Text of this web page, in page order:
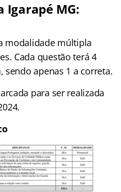
Igarapé MG:
modalidade múltipla
Cada questão terá 4
sendo apenas 1 a correta.
para ser realizada